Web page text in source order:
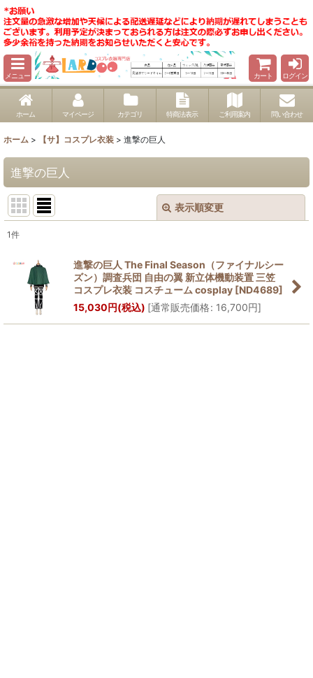
メニュー カート ログイン
ホーム マイページ カテゴリ 特商法表示 ご利用案内 問い合わせ
ホーム > 【サ】コスプレ衣装 > 進撃の巨人
進撃の巨人
表示順変更
並び順:
絞り込む
1件
進撃の巨人 The Final Season（ファイナルシー
ズン）調査兵団 自由の翼 新立体機動装置 三笠
コスプレ衣装 コスチューム cosplay [ND4689]
15,030円(税込) [通常販売価格: 16,700円]